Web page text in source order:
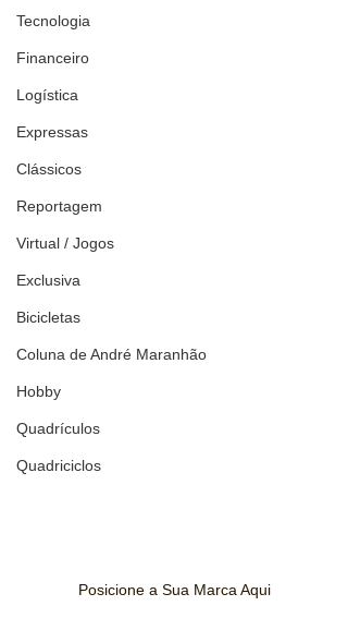
Tecnologia
Financeiro
Logística
Expressas
Clássicos
Reportagem
Virtual / Jogos
Exclusiva
Bicicletas
Coluna de André Maranhão
Hobby
Quadrículos
Quadriciclos
Posicione a Sua Marca Aqui